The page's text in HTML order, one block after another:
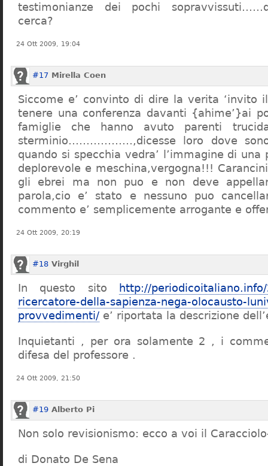
testimonianze dei pochi
cerca?
24 Ott 2009, 19:04
#17 Mirella Coen
Siccome e’ convinto di dire la verita ‘invito
tenere una conferenza davanti {ahime’}ai
famiglie che hanno avuto parenti
sterminio………………,dicesse loro dove
quando si specchia vedra’ l’immagine di una
deplorevole e meschina,vergogna!!!
gli ebrei ma non puo e non deve
parola,cio e’ stato e nessuno puo
commento e’ semplicemente arrogante e
24 Ott 2009, 20:19
#18 Virghil
In questo sito
http://
ricercatore-della-sapienza-nega-olocausto-
provvedimenti/ e’ riportata la descrizione
Inquietanti , per ora solamente 2 , i
difesa del professore .
24 Ott 2009, 21:50
#19 Alberto Pi
Non solo revisionismo: ecco a voi il
di Donato De Sena